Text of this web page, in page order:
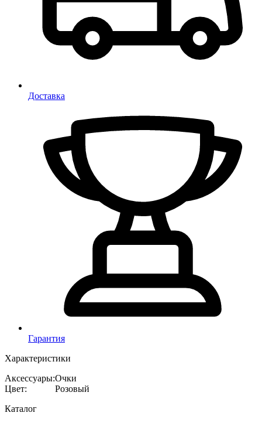
Доставка
Гарантия
Характеристики
Аксессуары:Очки
Цвет:
Розовый
Каталог